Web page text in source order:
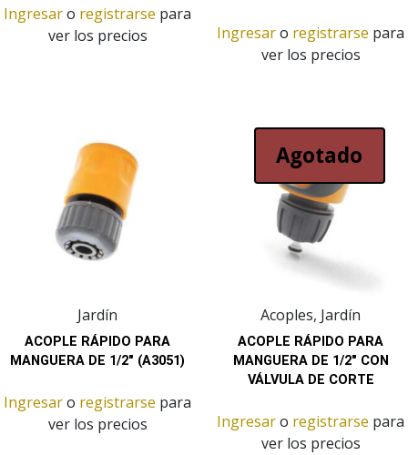
Ingresaro registrarse para
ver los precios
Ingresaro registrarse para
ver los precios
Jardín
ACOPLE RÁPIDO PARA
MANGUERA DE 1/2″ (A3051)
Ingresaro registrarse para
ver los precios
Agotado
Acoples, Jardín
ACOPLE RÁPIDO PARA
MANGUERA DE 1/2″ CON
VÁLVULA DE CORTE
Ingresaro registrarse para
ver los precios